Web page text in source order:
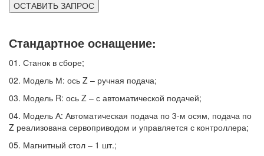
ОСТАВИТЬ ЗАПРОС
Стандартное оснащение:
01. Станок в сборе;
02. Модель М: ось Z – ручная подача;
03. Модель R: ось Z – с автоматической подачей;
04. Модель А: Автоматическая подача по 3-м осям, подача по
Z реализована сервоприводом и управляется с контроллера;
05. Магнитный стол – 1 шт.;